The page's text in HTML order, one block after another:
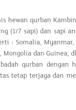
hewan qurban
(1/7 sapi) dan sapi
: Somalia,
dan Guinea,
qurban dengan
tetap terjaga dan